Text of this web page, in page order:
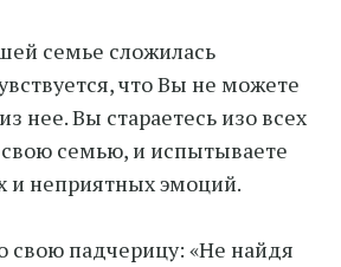
семье сложилась
что Вы не можете
нее. Вы стараетесь изо всех
свою семью, и испытываете
и неприятных эмоций.
падчерицу: «Не найдя